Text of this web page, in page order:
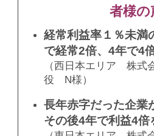
者様の
経常利益率１％未満
で経常2倍、4年で4
（西日本エリア 株
役 N様）
長年赤字だった企業
その後4年で利益4倍